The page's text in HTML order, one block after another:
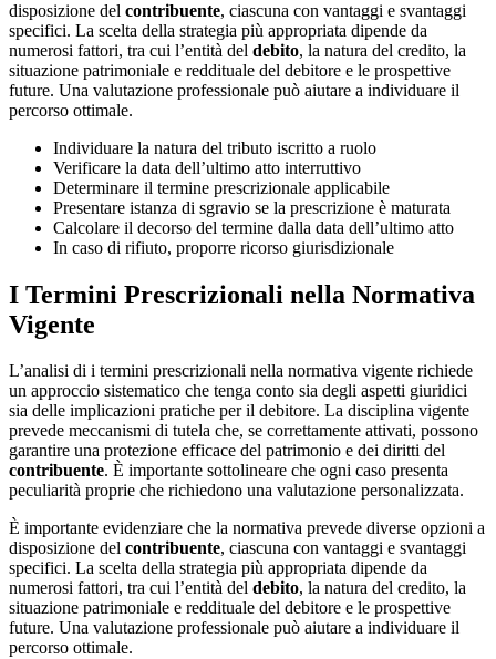
disposizione del contribuente, ciascuna con vantaggi e svantaggi
specifici. La scelta della strategia più appropriata dipende da
numerosi fattori, tra cui l’entità del debito, la natura del credito, la
situazione patrimoniale e reddituale del debitore e le prospettive
future. Una valutazione professionale può aiutare a individuare il
percorso ottimale.
Individuare la natura del tributo iscritto a ruolo
Verificare la data dell’ultimo atto interruttivo
Determinare il termine prescrizionale applicabile
Presentare istanza di sgravio se la prescrizione è maturata
Calcolare il decorso del termine dalla data dell’ultimo atto
In caso di rifiuto, proporre ricorso giurisdizionale
I Termini Prescrizionali nella Normativa
Vigente
L’analisi di i termini prescrizionali nella normativa vigente richiede
un approccio sistematico che tenga conto sia degli aspetti giuridici
sia delle implicazioni pratiche per il debitore. La disciplina vigente
prevede meccanismi di tutela che, se correttamente attivati, possono
garantire una protezione efficace del patrimonio e dei diritti del
contribuente. È importante sottolineare che ogni caso presenta
peculiarità proprie che richiedono una valutazione personalizzata.
È importante evidenziare che la normativa prevede diverse opzioni a
disposizione del contribuente, ciascuna con vantaggi e svantaggi
specifici. La scelta della strategia più appropriata dipende da
numerosi fattori, tra cui l’entità del debito, la natura del credito, la
situazione patrimoniale e reddituale del debitore e le prospettive
future. Una valutazione professionale può aiutare a individuare il
percorso ottimale.